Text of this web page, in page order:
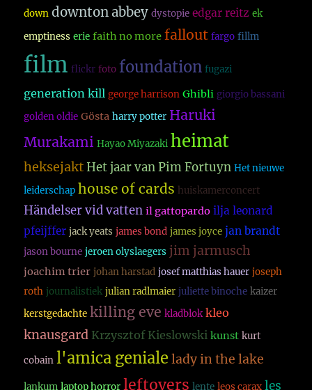
down downton abbey dystopie edgar reitz ek
emptiness erie faith no more fallout fargo fillm
film flickr foto foundation fugazi
generation kill george harrison Ghibli giorgio bassani
golden oldie Gösta harry potter Haruki
Murakami Hayao Miyazaki heimat
heksejakt Het jaar van Pim Fortuyn Het nieuwe
leiderschap house of cards huiskamerconcert
Händelser vid vatten il gattopardo ilja leonard
pfeijffer jack yeats james bond james joyce jan brandt
jason bourne jeroen olyslaegers jim jarmusch
joachim trier johan harstad josef matthias hauer joseph
roth journalistiek julian radlmaier juliette binoche kaizer
kerstgedachte killing eve kladblok kleo
knausgard Krzysztof Kieslowski kunst kurt
cobain l'amica geniale lady in the lake
lankum laptop horror leftovers lente leos carax les